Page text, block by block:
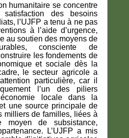
humanitaire se concentre
des besoins
l’UJFP a tenu à ne pas
à l’aide d’urgence,
au soutien des moyens de
consciente de
les fondements de
et sociale dès la
le secteur agricole a
particulière, car il
l’un des piliers
locale dans la
une source principale de
milliers de familles, liées à
moyen de subsistance,
L’UJFP a mis